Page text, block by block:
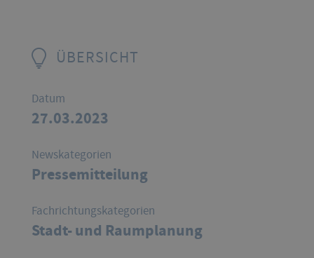
ÜBERSICHT
Datum
27.03.2023
Newskategorien
Pressemitteilung
Fachrichtungskategorien
Stadt- und Raumplanung